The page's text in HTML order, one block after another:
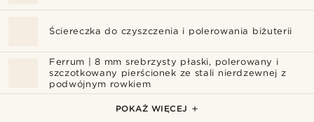
Ściereczka do czyszczenia i polerowania biżuterii
Ferrum | 8 mm srebrzysty płaski, polerowany i
szczotkowany pierścionek ze stali nierdzewnej z
podwójnym rowkiem
Srebrzysto-czarny pierścionek tytanowy Keith
Fortis | 7 mm pierścionek ze stali damasceńskiej
POKAŻ WIĘCEJ